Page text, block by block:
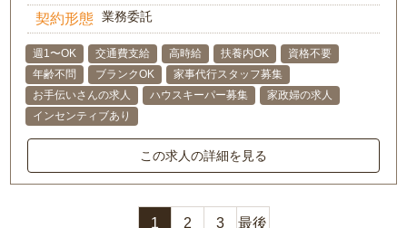
契約形態 業務委託
週1〜OK 交通費支給 高時給 扶養内OK
資格不要
年齢不問
ブランクOK
家事代行スタッフ募集
お手伝いさんの求人
ハウスキーパー募集
家政婦の求人
インセンティブあり
この求人の詳細を見る
1 2 3 最後